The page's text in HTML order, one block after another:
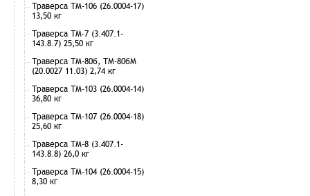
Траверса ТМ-106 (26.0004-17)
13,50 кг
Траверса ТМ-7 (3.407.1-
143.8.7) 25,50 кг
Траверса ТМ-80б, ТМ-80бМ
(20.0027 11.03) 2,74 кг
Траверса ТМ-103 (26.0004-14)
36,80 кг
Траверса ТМ-107 (26.0004-18)
25,60 кг
Траверса ТМ-8 (3.407.1-
143.8.8) 26,0 кг
Траверса ТМ-104 (26.0004-15)
8,30 кг